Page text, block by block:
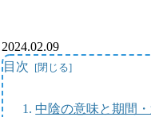
2024.02.09
目次
中陰の意味と期間